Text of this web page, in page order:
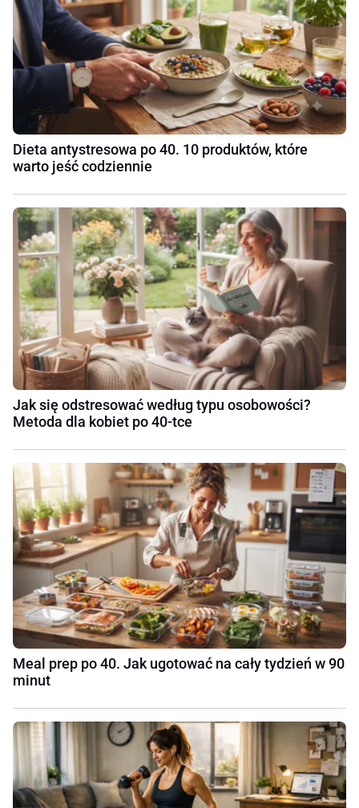
Dieta antystresowa po 40. 10 produktów, które
warto jeść codziennie
Jak się odstresować według typu osobowości?
Metoda dla kobiet po 40-tce
Meal prep po 40. Jak ugotować na cały tydzień w 90
minut